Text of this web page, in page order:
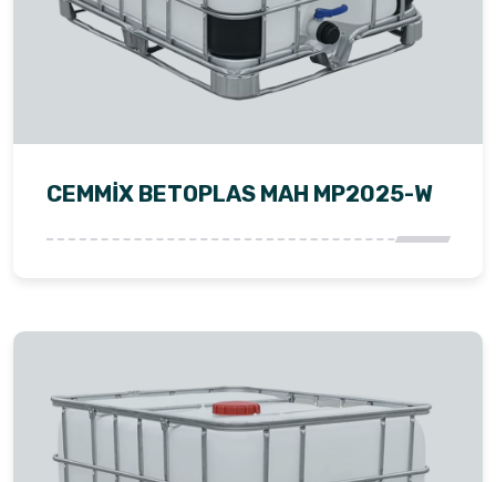
CEMMİX BETOPLAS MAH MP2025-W